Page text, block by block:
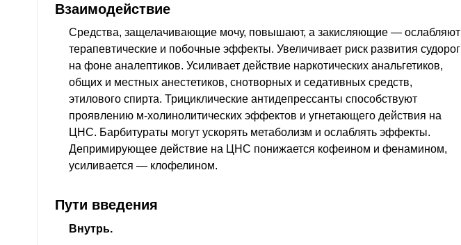
Взаимодействие
Средства, защелачивающие мочу, повышают, а закисляющие — ослабляют
терапевтические и побочные эффекты. Увеличивает риск развития судорог
на фоне аналептиков. Усиливает действие наркотических анальгетиков,
общих и местных анестетиков, снотворных и седативных средств,
этилового спирта. Трициклические антидепрессанты способствуют
проявлению м-холинолитических эффектов и угнетающего действия на
ЦНС. Барбитураты могут ускорять метаболизм и ослаблять эффекты.
Депримирующее действие на ЦНС понижается кофеином и фенамином,
усиливается — клофелином.
Пути введения
Внутрь.